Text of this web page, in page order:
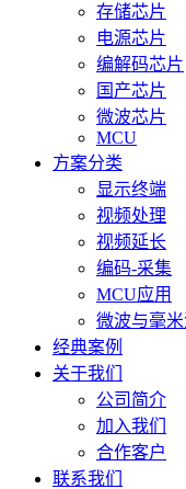
存储芯片
电源芯片
编解码芯片
国产芯片
微波芯片
MCU
方案分类
显示终端
视频处理
视频延长
编码-采集
MCU应用
微波与毫
经典案例
关于我们
公司简介
加入我们
合作客户
联系我们